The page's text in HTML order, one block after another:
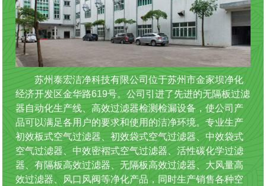
苏州泰宏洁净科技有限公司位于苏州市金家坝净化
经济开发区金华路619号。公司引进了先进的无隔板过滤
器自动化生产线、高效过滤器检测检漏设备，使公司产
品可以满足各用户的要求和使用的洁净环境。专业生产
初效板式空气过滤器、初效袋式空气过滤器、中效袋式
空气过滤器、中效密褶式空气过滤器、活性碳化学过滤
器、有隔板高效过滤器、无隔板高效过滤器、大风量高
效过滤器、风口风阀等净化产品，同时生产销售各种空